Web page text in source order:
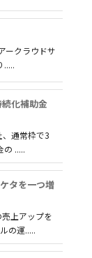
ークラウドサ
.....
化補助金
通常枠で3
.....
タを一つ増
上アップを
の運.....